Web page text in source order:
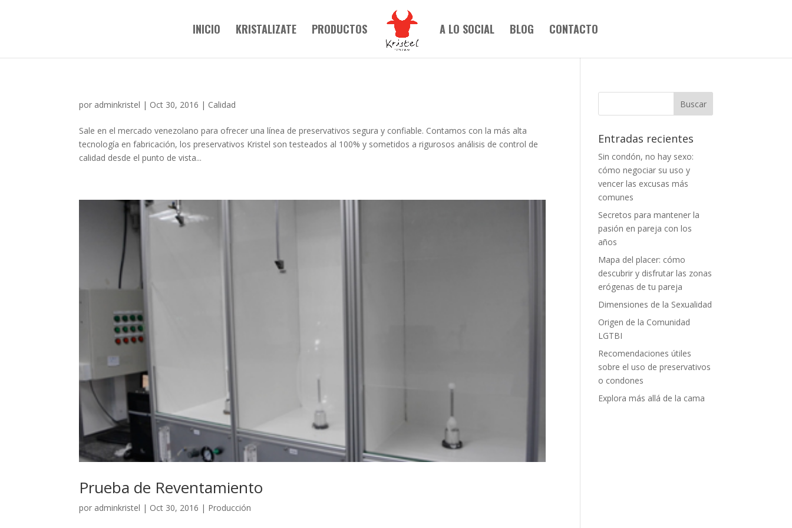
INICIO KRISTALIZATE PRODUCTOS A LO SOCIAL BLOG CONTACTO
por adminkristel | Oct 30, 2016 | Calidad
Sale en el mercado venezolano para ofrecer una línea de preservativos segura y confiable. Contamos con la más alta
tecnología en fabricación, los preservativos Kristel son testeados al 100% y sometidos a rigurosos análisis de control de
calidad desde el punto de vista...
Prueba de Reventamiento
por adminkristel | Oct 30, 2016 | Producción
Entradas recientes
Sin condón, no hay sexo:
cómo negociar su uso y
vencer las excusas más
comunes
Secretos para mantener la
pasión en pareja con los
años
Mapa del placer: cómo
descubrir y disfrutar las zonas
erógenas de tu pareja
Dimensiones de la Sexualidad
Origen de la Comunidad
LGTBI
Recomendaciones útiles
sobre el uso de preservativos
o condones
Explora más allá de la cama